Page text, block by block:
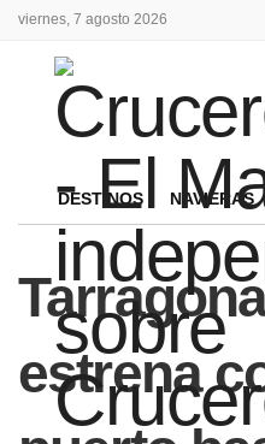
viernes, 7 agosto 2026
DESTINOS NAVIERAS
estrena